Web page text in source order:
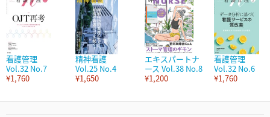
看護管理
Vol.32 No.7
¥1,760
精神看護
Vol.25 No.4
¥1,650
エキスパートナ
ース Vol.38 No.8
¥1,200
看護管理
Vol.32 No.6
¥1,760